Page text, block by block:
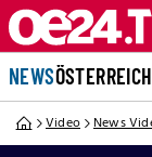
NEWSÖSTERREICH
Video News